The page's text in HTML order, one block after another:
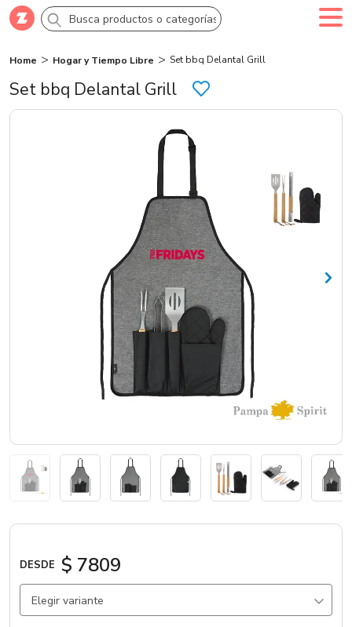
Comprar Crea tu cuenta Ingresa
Categorías
Set bbq Delantal Grill
Home Hogar y Tiempo Libre Set bbq Delantal Grill
DESDE $ 7809
Elegir variante